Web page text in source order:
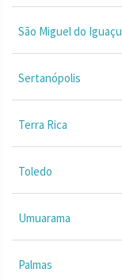
São Miguel do Iguaçu
Sertanópolis
Terra Rica
Toledo
Umuarama
Palmas